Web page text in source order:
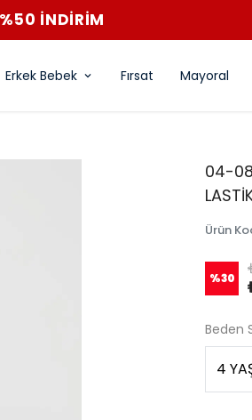
İNDİRİM
Erkek Bebek Fırsat Mayoral
04-08
Ürün
%30
Beden